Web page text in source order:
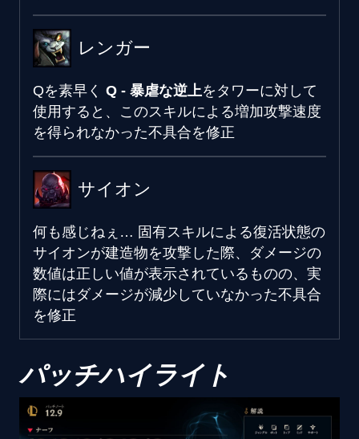
レンガー
Qを素早く Q - 暴虐な逆上をタワーに対して
使用すると、このスキルによる増加攻撃速度
を得られなかった不具合を修正
サイオン
何も感じねぇ… 固有スキルによる復活状態の
サイオンが建造物を攻撃した際、ダメージの
数値は正しい値が表示されているものの、実
際にはダメージが減少していなかった不具合
を修正
パッチハイライト